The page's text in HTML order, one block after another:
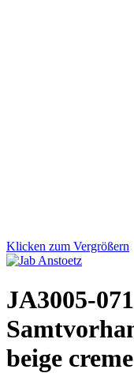
Klicken zum Vergrößern
JA3005-
beige creme